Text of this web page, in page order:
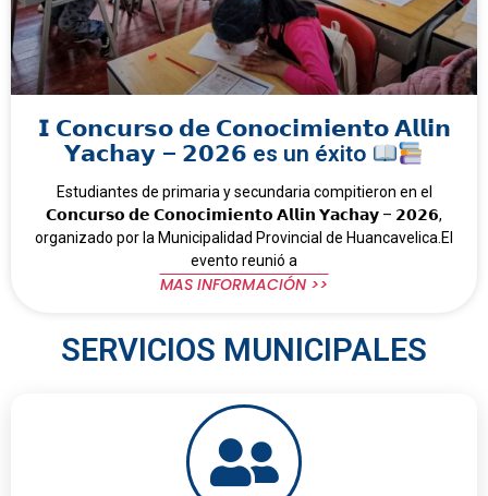
𝗜 𝗖𝗼𝗻𝗰𝘂𝗿𝘀𝗼 𝗱𝗲 𝗖𝗼𝗻𝗼𝗰𝗶𝗺𝗶𝗲𝗻𝘁𝗼 𝗔𝗹𝗹𝗶𝗻
𝗬𝗮𝗰𝗵𝗮𝘆 – 𝟮𝟬𝟮𝟲 es un éxito
Estudiantes de primaria y secundaria compitieron en el
𝗖𝗼𝗻𝗰𝘂𝗿𝘀𝗼 𝗱𝗲 𝗖𝗼𝗻𝗼𝗰𝗶𝗺𝗶𝗲𝗻𝘁𝗼 𝗔𝗹𝗹𝗶𝗻 𝗬𝗮𝗰𝗵𝗮𝘆 – 𝟮𝟬𝟮𝟲,
organizado por la Municipalidad Provincial de Huancavelica.El
evento reunió a
MAS INFORMACIÓN >>
SERVICIOS MUNICIPALES